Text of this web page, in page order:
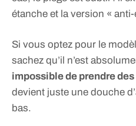
étanche et la version «
Si vous optez pour le
sachez qu’il n’est
impossible de prendre
devient juste une douche
bas.